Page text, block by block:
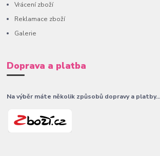
Vrácení zboží
Reklamace zboží
Galerie
Doprava a platba
Na výběr máte několik způsobů dopravy a